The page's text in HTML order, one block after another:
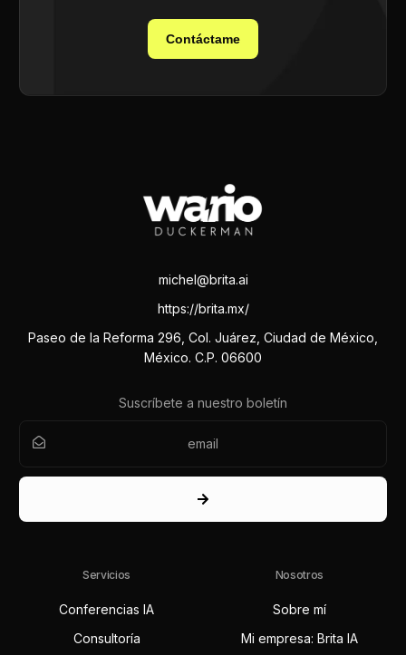
Contáctame
michel@brita.ai
https://brita.mx/
Paseo de la Reforma 296, Col. Juárez, Ciudad de México,
México. C.P. 06600
Suscríbete a nuestro boletín
Servicios
Conferencias IA
Consultoría
Nosotros
Sobre mí
Mi empresa: Brita IA